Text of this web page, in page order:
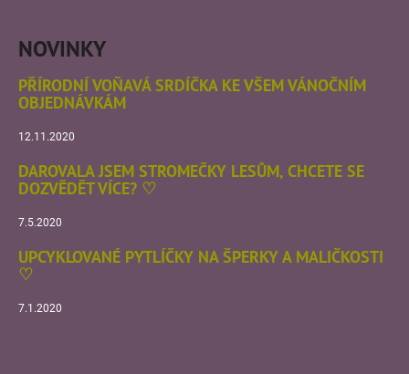
NOVINKY
PŘÍRODNÍ VOŇAVÁ SRDÍČKA KE VŠEM VÁNOČNÍM
OBJEDNÁVKÁM
12.11.2020
DAROVALA JSEM STROMEČKY LESŮM, CHCETE SE
DOZVĚDĚT VÍCE? ♡
7.5.2020
UPCYKLOVANÉ PYTLÍČKY NA ŠPERKY A MALIČKOSTI
♡
7.1.2020